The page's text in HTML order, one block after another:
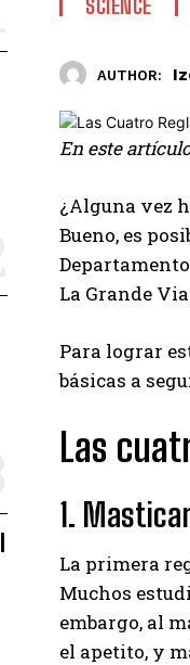
SCIENCE
AUTHOR:
En este
¿Alguna vez
Bueno, es
La Grande
Para lograr
básicas a
Las
1.
La primera
Muchos
embargo, al
el apetito, y